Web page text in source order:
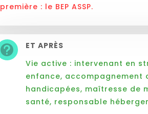
première : le BEP ASSP.

ET APRÈS
Vie active : intervenant en
enfance, accompagnement
handicapées, maîtresse de
santé, responsable